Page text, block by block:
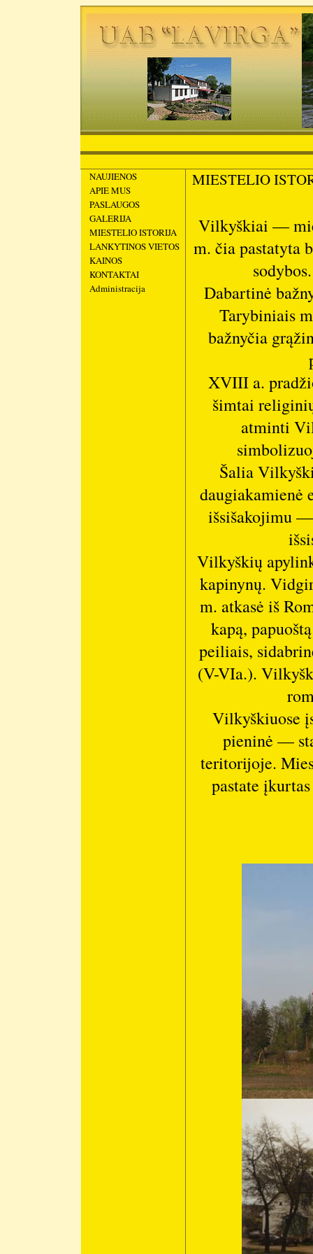
NAUJIENOS
APIE MUS
PASLAUGOS
GALERIJA
MIESTELIO ISTORIJA
LANKYTINOS VIETOS
KAINOS
KONTAKTAI
Administracija
MIESTELIO
Vilkyškiai —
m. čia pastatyta
Dabartinė
Tarybiniais
bažnyčia
XVIII a.
šimtai
atminti
Šalia
daugiakamienė
išsišakojimu —
Vilkyškių
kapinynų.
m. atkasė iš
kapą,
peiliais,
(V-VIa.).
Vilkyškiuose
pieninė —
teritorijoje.
pastate